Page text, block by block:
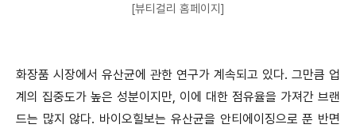
[뷰티컬리 홈페이지]
화장품 시장에서 유산균에 관한 연구가 계속되고 있다. 그만큼 업
계의 집중도가 높은 성분이지만, 이에 대한 점유율을 가져간 브랜
드는 많지 않다. 바이오힐보는 유산균을 안티에이징으로 푼 반면